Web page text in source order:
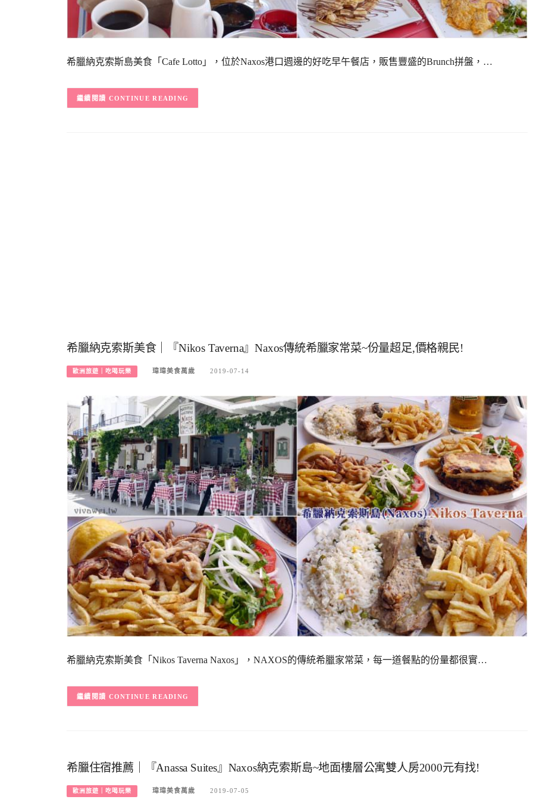
希臘納克索斯島美食「Cafe Lotto」，位於Naxos港口週邊的好吃早午餐店，販售豐盛的Brunch拼盤，…
CONTINUE READING
希臘納克索斯美食｜『Nikos Taverna』Naxos傳統希臘家常菜~份量超足,價格親民!
歐洲旅遊｜吃喝玩樂 瑋瑋美食萬歲 2019-07-14
希臘納克索斯美食「Nikos Taverna Naxos」，NAXOS的傳統希臘家常菜，每一道餐點的份量都很實…
CONTINUE READING
希臘住宿推薦｜『Anassa Suites』Naxos納克索斯島~地面樓層公寓雙人房2000元有找!
歐洲旅遊｜吃喝玩樂 瑋瑋美食萬歲 2019-07-05